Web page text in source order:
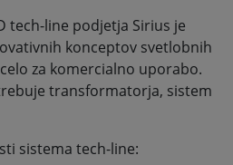
tech-line podjetja Sirius je
konceptov svetlobnih
za komercialno uporabo.
transformatorja, sistem
sistema tech-line: